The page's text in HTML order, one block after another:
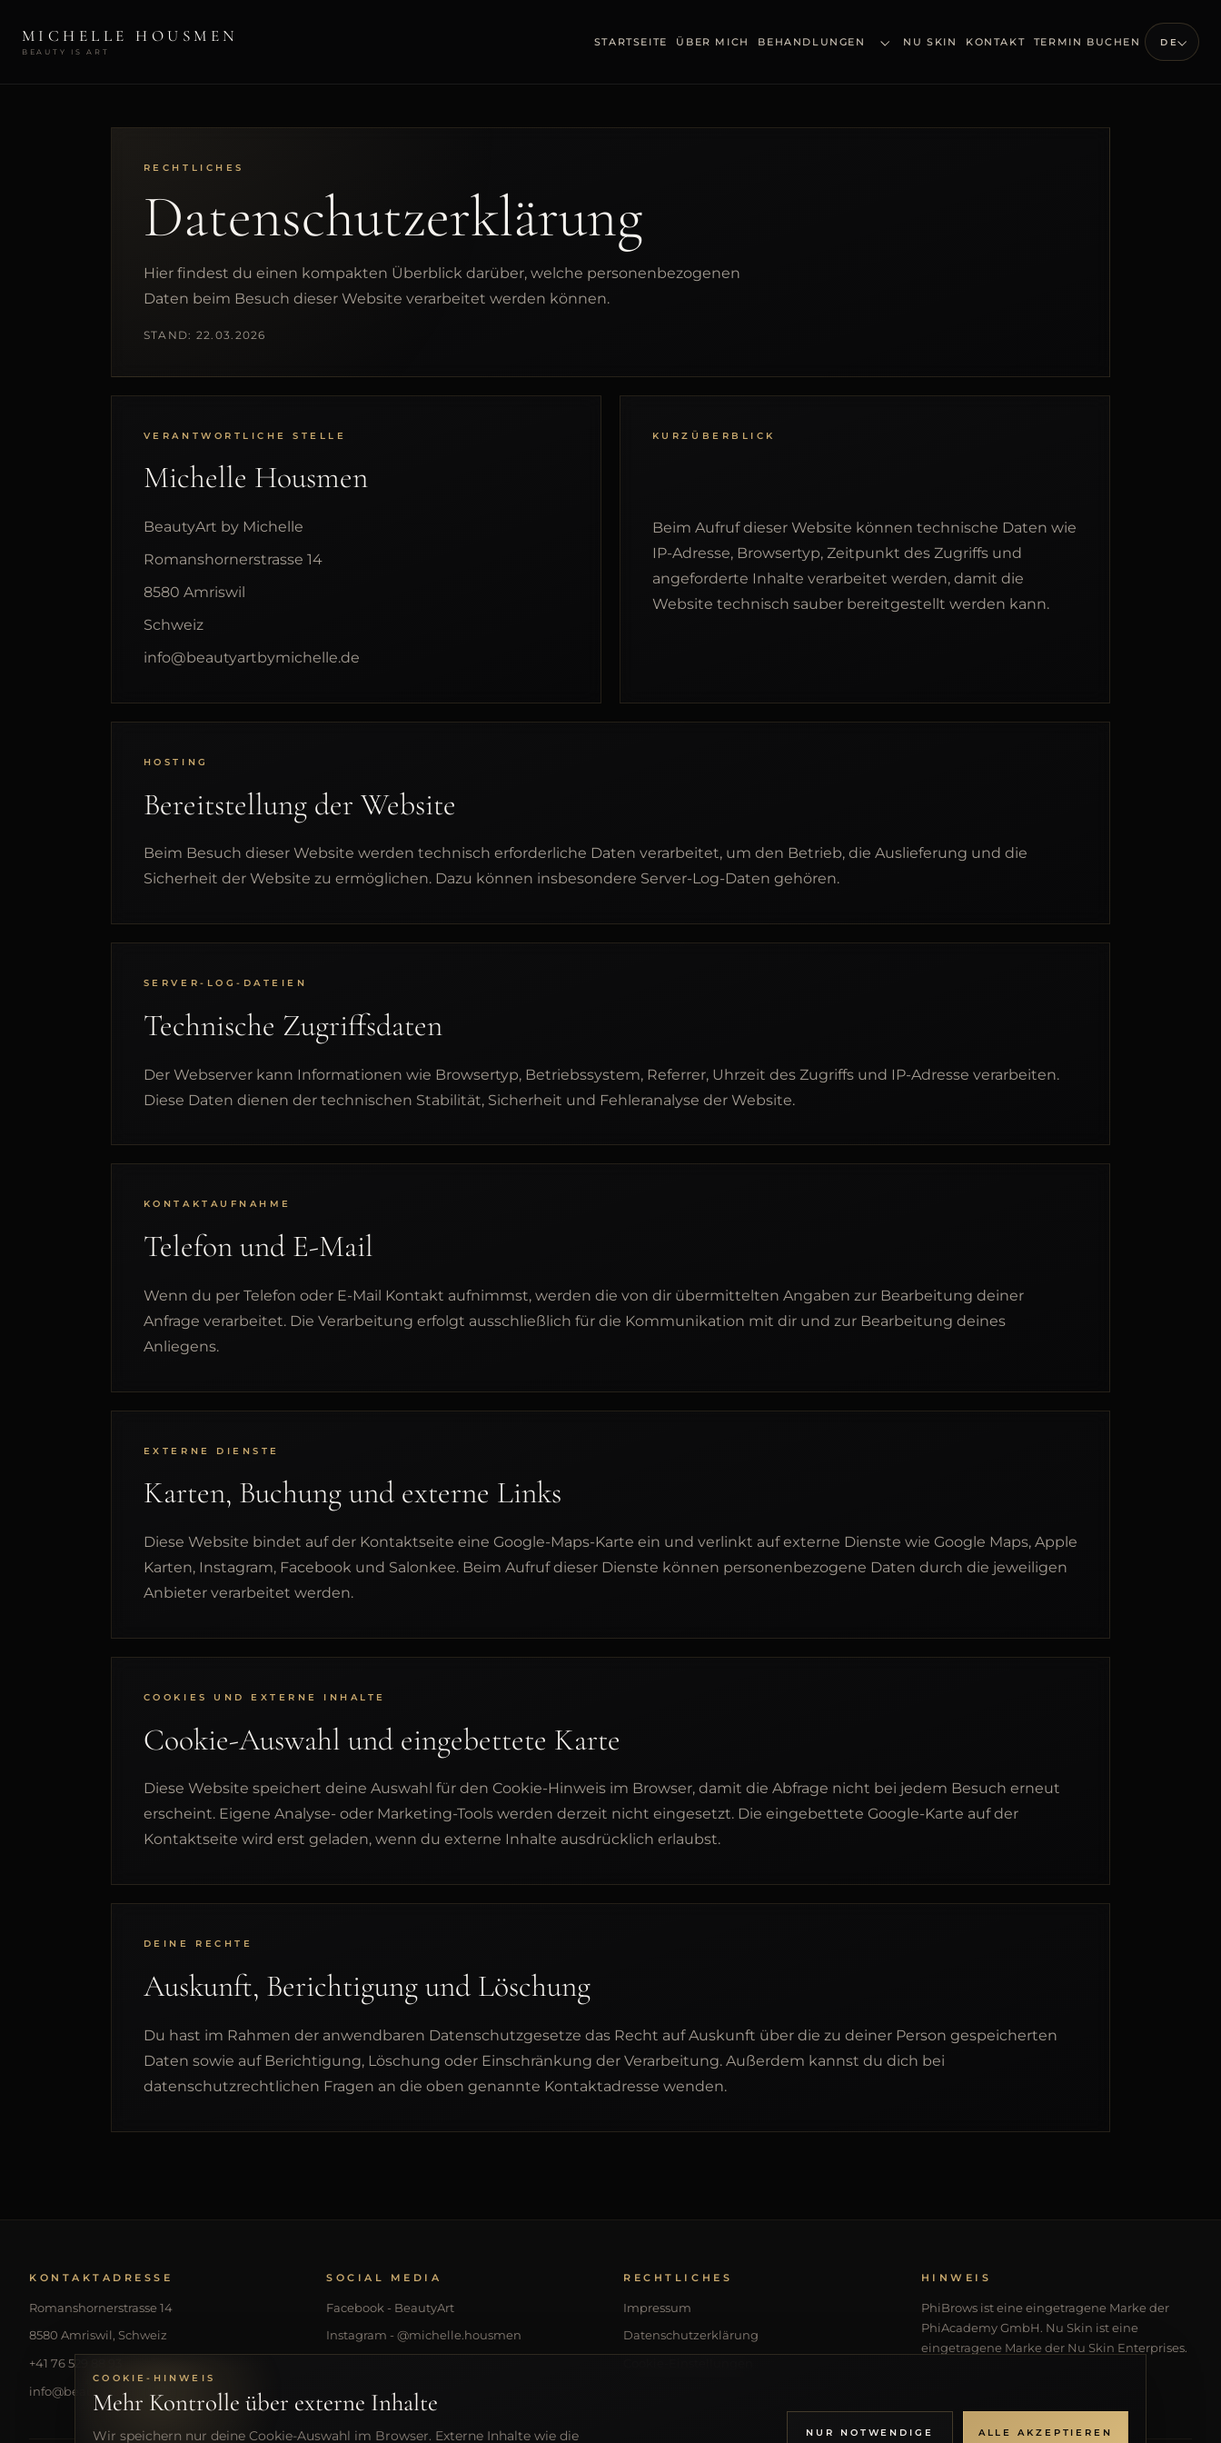
MICHELLE HOUSMEN
BEAUTY IS ART
STARTSEITE ÜBER MICH BEHANDLUNGEN NU SKIN KONTAKT TERMIN BUCHEN DE
RECHTLICHES
Datenschutzerklärung
Hier findest du einen kompakten Überblick darüber, welche personenbezogenen
Daten beim Besuch dieser Website verarbeitet werden können.
STAND: 22.03.2026
VERANTWORTLICHE STELLE
Michelle Housmen
BeautyArt by Michelle
Romanshornerstrasse 14
8580 Amriswil
Schweiz
info@beautyartbymichelle.de
KURZÜBERBLICK
Beim Aufruf dieser Website können technische Daten wie
IP-Adresse, Browsertyp, Zeitpunkt des Zugriffs und
angeforderte Inhalte verarbeitet werden, damit die
Website technisch sauber bereitgestellt werden kann.
HOSTING
Bereitstellung der Website
Beim Besuch dieser Website werden technisch erforderliche Daten verarbeitet, um den Betrieb, die Auslieferung und die
Sicherheit der Website zu ermöglichen. Dazu können insbesondere Server-Log-Daten gehören.
SERVER-LOG-DATEIEN
Technische Zugriffsdaten
Der Webserver kann Informationen wie Browsertyp, Betriebssystem, Referrer, Uhrzeit des Zugriffs und IP-Adresse verarbeiten.
Diese Daten dienen der technischen Stabilität, Sicherheit und Fehleranalyse der Website.
KONTAKTAUFNAHME
Telefon und E-Mail
Wenn du per Telefon oder E-Mail Kontakt aufnimmst, werden die von dir übermittelten Angaben zur Bearbeitung deiner
Anfrage verarbeitet. Die Verarbeitung erfolgt ausschließlich für die Kommunikation mit dir und zur Bearbeitung deines
Anliegens.
EXTERNE DIENSTE
Karten, Buchung und externe Links
Diese Website bindet auf der Kontaktseite eine Google-Maps-Karte ein und verlinkt auf externe Dienste wie Google Maps, Apple
Karten, Instagram, Facebook und Salonkee. Beim Aufruf dieser Dienste können personenbezogene Daten durch die jeweiligen
Anbieter verarbeitet werden.
COOKIES UND EXTERNE INHALTE
Cookie-Auswahl und eingebettete Karte
Diese Website speichert deine Auswahl für den Cookie-Hinweis im Browser, damit die Abfrage nicht bei jedem Besuch erneut
erscheint. Eigene Analyse- oder Marketing-Tools werden derzeit nicht eingesetzt. Die eingebettete Google-Karte auf der
Kontaktseite wird erst geladen, wenn du externe Inhalte ausdrücklich erlaubst.
DEINE RECHTE
Auskunft, Berichtigung und Löschung
Du hast im Rahmen der anwendbaren Datenschutzgesetze das Recht auf Auskunft über die zu deiner Person gespeicherten
Daten sowie auf Berichtigung, Löschung oder Einschränkung der Verarbeitung. Außerdem kannst du dich bei
datenschutzrechtlichen Fragen an die oben genannte Kontaktadresse wenden.
COOKIE-HINWEIS
Mehr Kontrolle über externe Inhalte
Wir speichern nur deine Cookie-Auswahl im Browser. Externe Inhalte wie die NUR NOTWENDIGE ALLE AKZEPTIEREN
KONTAKTADRESSE
Romanshornerstrasse 14
8580 Amriswil, Schweiz
+41 76 529 88 93
info@beautyartbymichelle.de
SOCIAL MEDIA
Facebook - BeautyArt
Instagram - @michelle.housmen
RECHTLICHES
Impressum
Datenschutzerklärung
HINWEIS
PhiBrows ist eine eingetragene Marke der
PhiAcademy GmbH. Nu Skin ist eine
eingetragene Marke der Nu Skin Enterprises.